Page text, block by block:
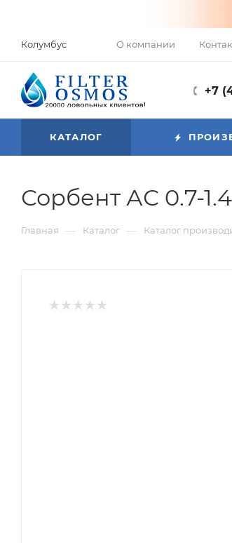
Колумбус О компании
+7
КАТАЛОГ
Сорбент АС 0.7-
Главная — Каталог — Каталог